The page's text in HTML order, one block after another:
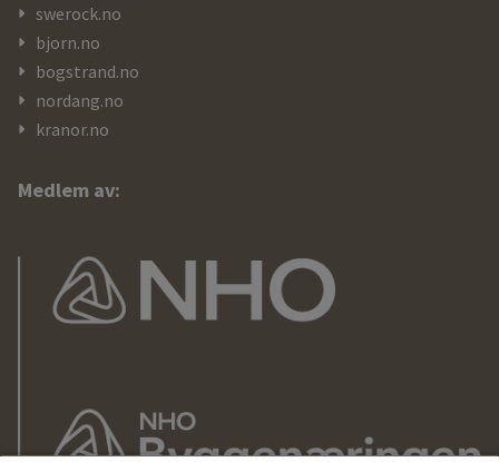
swerock.no
bjorn.no
bogstrand.no
nordang.no
kranor.no
Medlem av: